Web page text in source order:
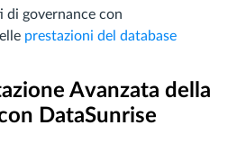
di governance con
prestazioni del database
Avanzata della
DataSunrise